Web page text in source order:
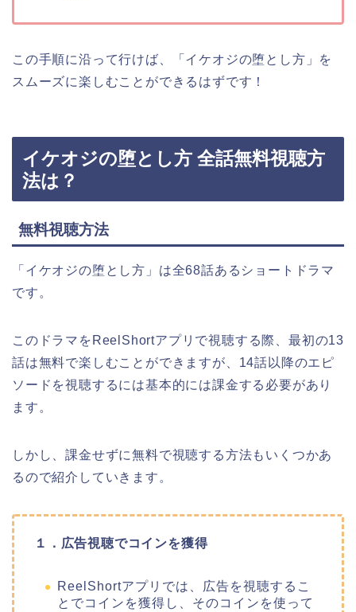
この手順に沿って行けば、 「イケオジの堕とし方 」 を
スムーズに楽しむことができるはずです！
イケオジの堕とし方 全話無料視聴方
法は？
無料視聴方法
「イケオジの堕とし方 」 は全68話ある ショートドラマ
です。
このドラマをReelShortアプリで視聴する際、最初の13
話は無料で楽しむことができますが、14話以降のエピ
ソードを視聴するには基本的には課金する必要があり
ます。
しかし、課金せずに無料で視聴する方法もいくつかあ
るので紹介していきます。
１．広告視聴でコインを獲得
ReelShortアプリでは、広告を視聴するこ
とでコインを獲得し、そのコインを使って